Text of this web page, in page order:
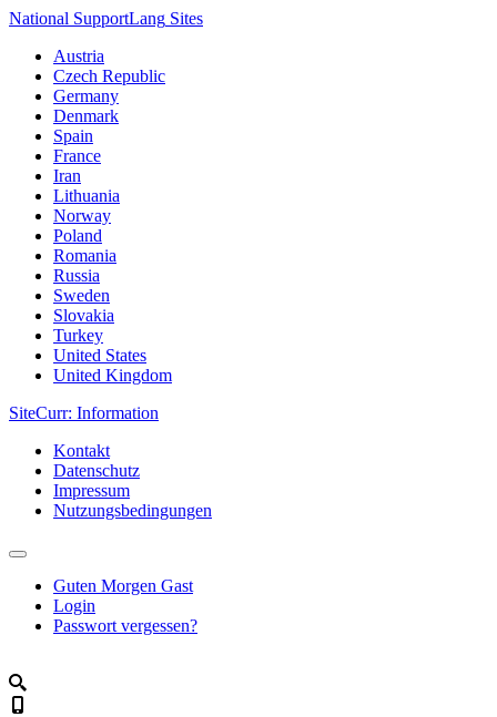
National SupportLang Sites
Austria
Czech Republic
Germany
Denmark
Spain
France
Iran
Lithuania
Norway
Poland
Romania
Russia
Sweden
Slovakia
Turkey
United States
United Kingdom
SiteCurr: Information
Kontakt
Datenschutz
Impressum
Nutzungsbedingungen
Guten Morgen Gast
Login
Passwort vergessen?